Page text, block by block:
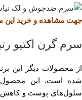
جهت مشاهده و خرید این
سرم گرن اکتیو رتینوئید 2%
از محصولات دیگر این
شده است. این محصول
سلول‌های پوست و کاهش